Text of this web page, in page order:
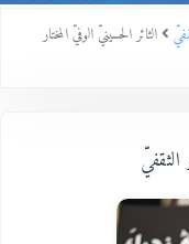
الثائر الحسينيّ الوفيّ المختار